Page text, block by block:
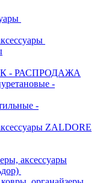
- РАСПРОДАЖА
-
-
ZALDORE
аксессуары